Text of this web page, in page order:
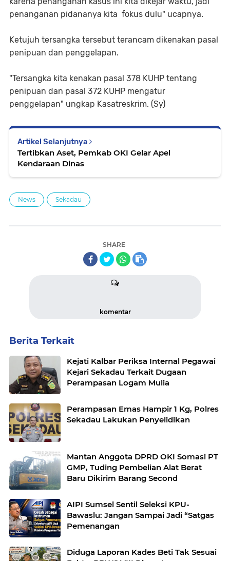
penanganan pidananya kita fokus dulu" ucapnya.
Ketujuh tersangka tersebut terancam dikenakan pasal
penipuan dan penggelapan.
"Tersangka kita kenakan pasal 378 KUHP tentang
penipuan dan pasal 372 KUHP mengatur
penggelapan" ungkap Kasatreskrim. (Sy)
Artikel Selanjutnya
Tertibkan Aset, Pemkab OKI Gelar Apel
Kendaraan Dinas
News Sekadau
SHARE
komentar
Berita Terkait
Kejati Kalbar Periksa Internal Pegawai
Kejari Sekadau Terkait Dugaan
Perampasan Logam Mulia
Perampasan Emas Hampir 1 Kg, Polres
Sekadau Lakukan Penyelidikan
Mantan Anggota DPRD OKI Somasi PT
GMP, Tuding Pembelian Alat Berat
Baru Dikirim Barang Second
AIPI Sumsel Sentil Seleksi KPU-
Bawaslu: Jangan Sampai Jadi “Satgas
Pemenangan
Diduga Laporan Kades Beti Tak Sesuai